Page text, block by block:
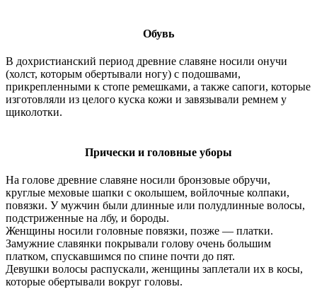
Обувь
В дохристианский период древние славяне носили онучи
(холст, которым обертывали ногу) с подошвами,
прикрепленными к стопе ремешками, а также сапоги, которые
изготовляли из целого куска кожи и завязывали ремнем у
щиколотки.
Прически и головные уборы
На голове древние славяне носили бронзовые обручи,
круглые меховые шапки с околышем, войлочные колпаки,
повязки. У мужчин были длинные или полудлинные волосы,
подстриженные на лбу, и бороды.
Женщины носили головные повязки, позже — платки.
Замужние славянки покрывали голову очень большим
платком, спускавшимся по спине почти до пят.
Девушки волосы распускали, женщины заплетали их в косы,
которые обертывали вокруг головы.